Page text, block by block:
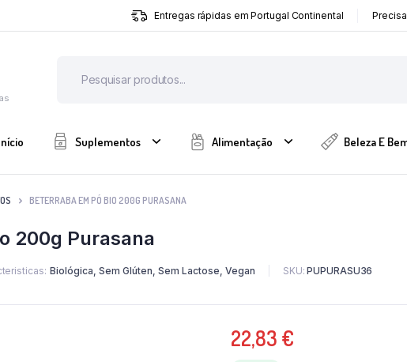
Entregas rápidas em Portugal Continental
Suplementos Alimentação Beleza E
BETERRABA EM PÓ BIO 200G PURASANA
200g Purasana
Biológica, Sem Glúten, Sem Lactose, Vegan SKU: PUPURASU36
22,83 €